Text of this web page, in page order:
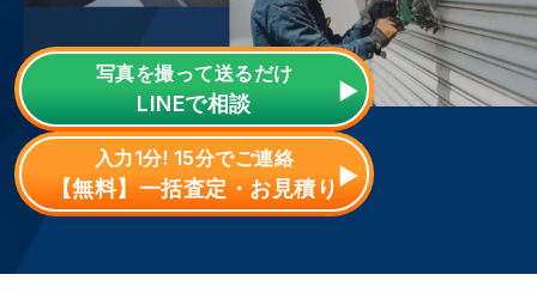
写真を撮って送るだけ
LINEで相談
入力1分! 15分でご連絡
【無料】一括査定・お見積り